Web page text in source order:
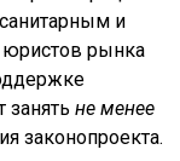
и
рынка
занятьне менее
законопроекта.